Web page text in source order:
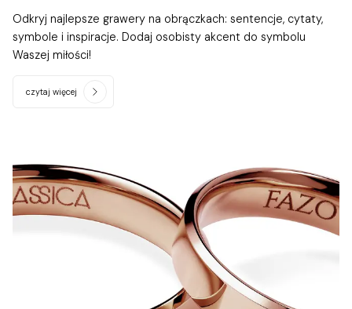
Odkryj najlepsze grawery na obrączkach: sentencje, cytaty,
symbole i inspiracje. Dodaj osobisty akcent do symbolu
Waszej miłości!
czytaj więcej